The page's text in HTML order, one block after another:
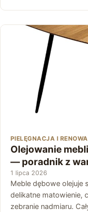
PIELĘGNACJA I
Olejowanie
— poradnik z
1 lipca 2026
Meble dębowe olejuje
delikatne matowienie,
zebranie nadmiaru.